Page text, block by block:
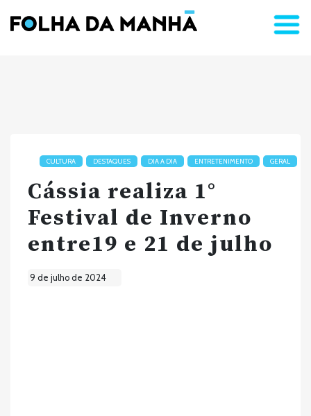
CULTURA DESTAQUES DIA A DIA ENTRETENIMENTO GERAL
Cássia realiza 1°
Festival de Inverno
entre19 e 21 de julho
9 de julho de 2024